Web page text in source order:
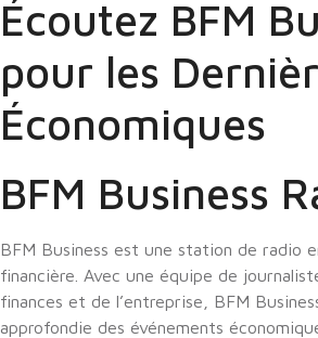
Écoutez BFM
pour les
Économiques
BFM Business
BFM Business est une station de radio
financière. Avec une équipe de
finances et de l’entreprise, BFM
approfondie des événements